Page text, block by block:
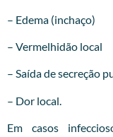
– Edema (inchaço)
– Vermelhidão local
– Saída de secreção
– Dor local.
Em casos